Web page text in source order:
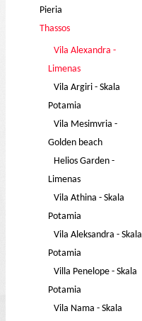
Pieria
Thassos
Vila Alexandra -
Limenas
Vila Argiri - Skala
Potamia
Vila Mesimvria -
Golden beach
Helios Garden -
Limenas
Vila Athina - Skala
Potamia
Vila Aleksandra - Skala
Potamia
Villa Penelope - Skala
Potamia
Vila Nama - Skala